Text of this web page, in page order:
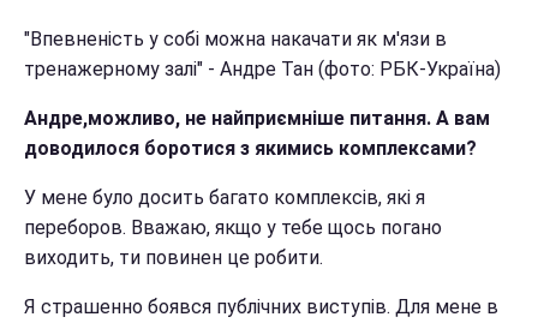
"Впевненість у собі можна накачати як м'язи в
тренажерному залі" - Андре Тан (фото: РБК-Україна)
Андре,можливо, не найприємніше питання. А вам
доводилося боротися з якимись комплексами?
У мене було досить багато комплексів, які я
переборов. Вважаю, якщо у тебе щось погано
виходить, ти повинен це робити.
Я страшенно боявся публічних виступів. Для мене в